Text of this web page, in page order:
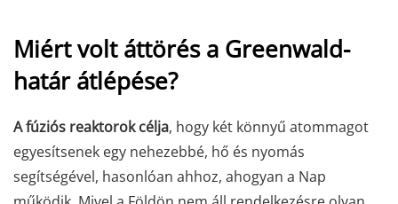
Miért volt áttörés a Greenwald-
határ átlépése?
A fúziós reaktorok célja, hogy két könnyű atommagot
egyesítsenek egy nehezebbé, hő és nyomás
segítségével, hasonlóan ahhoz, ahogyan a Nap